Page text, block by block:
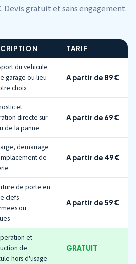
Devis gratuit et sans engagement.
TARIF
du vehicule
garage ou lieu
choix
A partir de 89 €
et
directe sur
de la panne
A partir de 69 €
demarrage
de
A partir de 49 €
de porte en
clefs
ou
A partir de 59 €
et
de
hors d'usage
GRATUIT